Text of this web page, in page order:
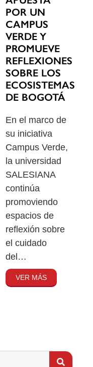
POR UN
CAMPUS
VERDE Y
PROMUEVE
REFLEXIONES
SOBRE LOS
ECOSISTEMAS
DE BOGOTÁ
En el marco de
su iniciativa
Campus Verde,
la universidad
SALESIANA
continúa
promoviendo
espacios de
reflexión sobre
el cuidado
del…
VER MÁS